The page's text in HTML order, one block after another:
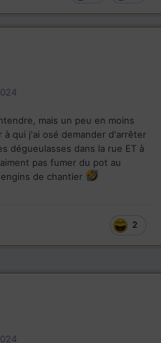
mais un peu en moins
qui j'ai osé demander d'arrêter
dégueulasses dans la rue ET à
pas fumer du pot au
de chantier
2